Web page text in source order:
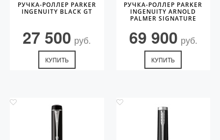
РУЧКА-РОЛЛЕР PARKER
INGENUITY BLACK GT
27 500 руб.
КУПИТЬ
РУЧКА-РОЛЛЕР PARKER
INGENUITY ARNOLD
PALMER SIGNATURE
69 900 руб.
КУПИТЬ